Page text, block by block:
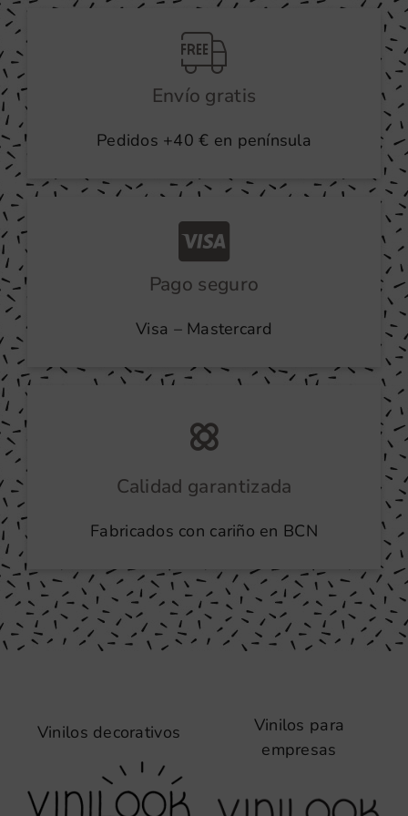
Envío gratis
Pedidos +40 € en península
Pago seguro
Visa – Mastercard
Calidad garantizada
Fabricados con cariño en BCN
Vinilos decorativos
Vinilos para
empresas